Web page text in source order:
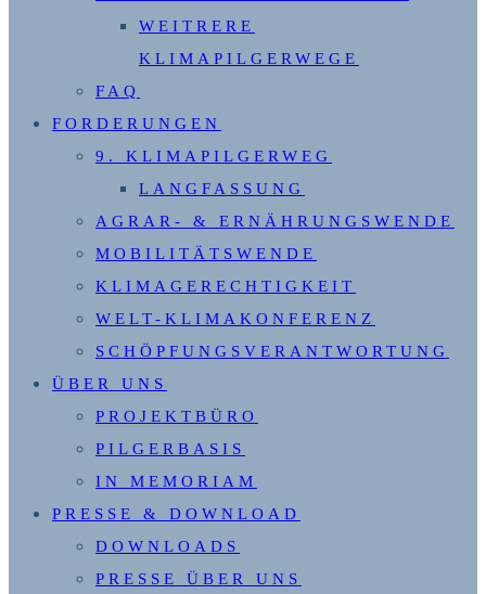
WEITRERE
KLIMAPILGERWEGE
FAQ
FORDERUNGEN
9. KLIMAPILGERWEG
LANGFASSUNG
AGRAR- & ERNÄHRUNGSWENDE
MOBILITÄTSWENDE
KLIMAGERECHTIGKEIT
WELT-KLIMAKONFERENZ
SCHÖPFUNGSVERANTWORTUNG
ÜBER UNS
PROJEKTBÜRO
PILGERBASIS
IN MEMORIAM
PRESSE & DOWNLOAD
DOWNLOADS
PRESSE ÜBER UNS